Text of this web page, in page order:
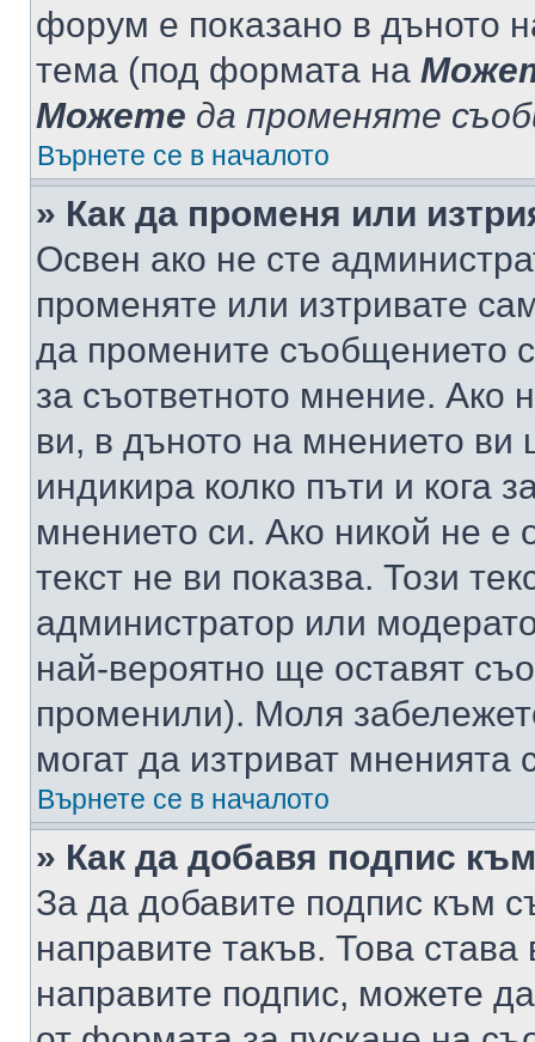
форум е показано в дъното
тема (под формата на
Можете да променяте
Върнете се в началото
» Как да променя или
Освен ако не сте
променяте или изтривате
да промените съобщението
за съответното мнение. Ако
ви, в дъното на мнението ви
индикира колко пъти и кога
мнението си. Ако никой не е
текст не ви показва. Този
администратор или
най-вероятно ще оставят
променили). Моля
могат да изтриват мненията
Върнете се в началото
» Как да добавя подпис
За да добавите подпис към
направите такъв. Това
направите подпис, можете